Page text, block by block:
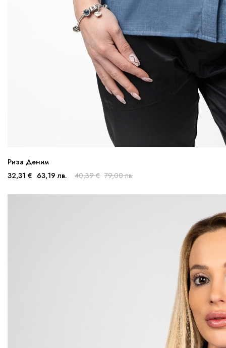
Риза Деним
32,31 € 63,19 лв. 40,39 € 79,00 лв.